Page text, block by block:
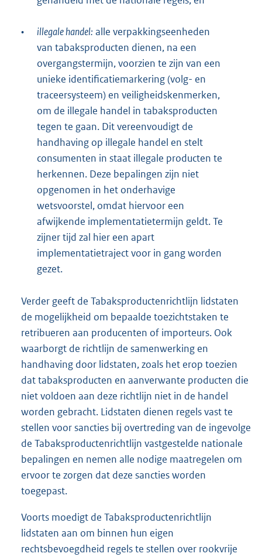
• illegale handel: alle verpakkingseenheden
van tabaksproducten dienen, na een
overgangstermijn, voorzien te zijn van een
unieke identificatiemarkering (volg- en
traceersysteem) en veiligheidskenmerken,
om de illegale handel in tabaksproducten
tegen te gaan. Dit vereenvoudigt de
handhaving op illegale handel en stelt
consumenten in staat illegale producten te
herkennen. Deze bepalingen zijn niet
opgenomen in het onderhavige
wetsvoorstel, omdat hiervoor een
afwijkende implementatietermijn geldt. Te
zijner tijd zal hier een apart
implementatietraject voor in gang worden
gezet.
Verder geeft de Tabaksproductenrichtlijn lidstaten
de mogelijkheid om bepaalde toezichtstaken te
retribueren aan producenten of importeurs. Ook
waarborgt de richtlijn de samenwerking en
handhaving door lidstaten, zoals het erop toezien
dat tabaksproducten en aanverwante producten die
niet voldoen aan deze richtlijn niet in de handel
worden gebracht. Lidstaten dienen regels vast te
stellen voor sancties bij overtreding van de ingevolge
de Tabaksproductenrichtlijn vastgestelde nationale
bepalingen en nemen alle nodige maatregelen om
ervoor te zorgen dat deze sancties worden
toegepast.
Voorts moedigt de Tabaksproductenrichtlijn
lidstaten aan om binnen hun eigen
rechtsbevoegdheid regels te stellen over rookvrije